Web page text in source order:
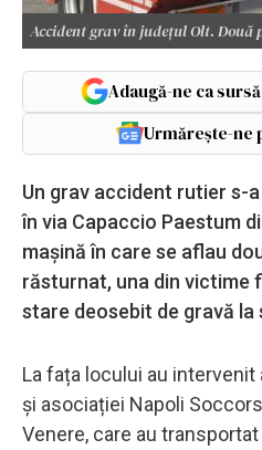
Accident grav în județul Olt. Două
Adaugă-ne ca
Urmărește-ne
Un grav accident rutier s-
în via Capaccio Paestum
mașină în care se aflau
răsturnat, una din victime
stare deosebit de gravă la
La fața locului au
și asociației Napoli
Venere, care au